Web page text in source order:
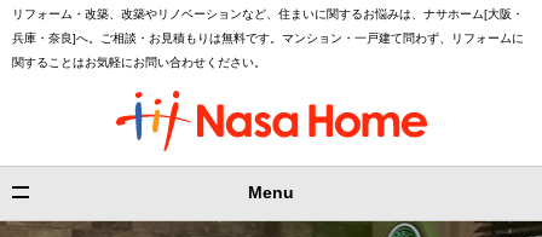
リフォーム・改築、改築やリノベーションなど、住まいに関するお悩みは、ナサホーム[大阪・
兵庫・奈良]へ。ご相談・お見積もりは無料です。マンション・一戸建て問わず、リフォームに
関することはお気軽にお問い合わせください。
Menu